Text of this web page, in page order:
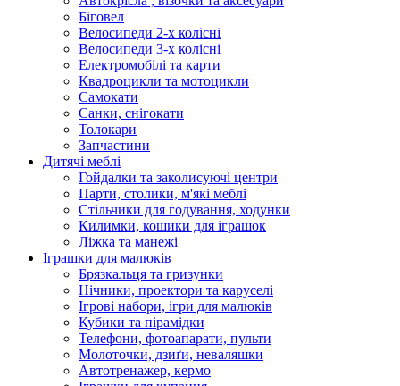
Біговел
Велосипеди 2-х колісні
Велосипеди 3-х колісні
Електромобілі та карти
Квадроцикли та мотоцикли
Самокати
Санки, снігокати
Толокари
Запчастини
Дитячі меблі
Гойдалки та заколисуючі центри
Парти, столики, м'які меблі
Стільчики для годування, ходунки
Килимки, кошики для іграшок
Ліжка та манежі
Іграшки для малюків
Брязкальця та гризунки
Нічники, проектори та каруселі
Ігрові набори, ігри для малюків
Кубики та пірамідки
Телефони, фотоапарати, пульти
Молоточки, дзиґи, неваляшки
Автотренажер, кермо